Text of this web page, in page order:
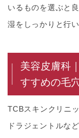
いるものを選ぶと
湿をしっかりと行
美容皮膚科
すすめの毛
TCBスキンクリニ
ドラジェントルな